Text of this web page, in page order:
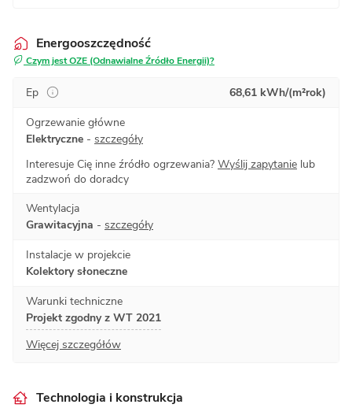
Energooszczędność
Czym jest OZE (Odnawialne Źródło Energii)?
Ep
68,61 kWh/(m²rok)
Ogrzewanie główne
Elektryczne - szczegóły
Interesuje Cię inne źródło ogrzewania? Wyślij zapytanie lub
zadzwoń do doradcy
Wentylacja
Grawitacyjna - szczegóły
Instalacje w projekcie
Kolektory słoneczne
Warunki techniczne
Projekt zgodny z WT 2021
Więcej szczegółów
Technologia i konstrukcja